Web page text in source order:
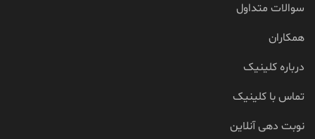
سوالات متداول
همکاران
درباره کلینیک
تماس با کلینیک
نوبت دهی آنلاین